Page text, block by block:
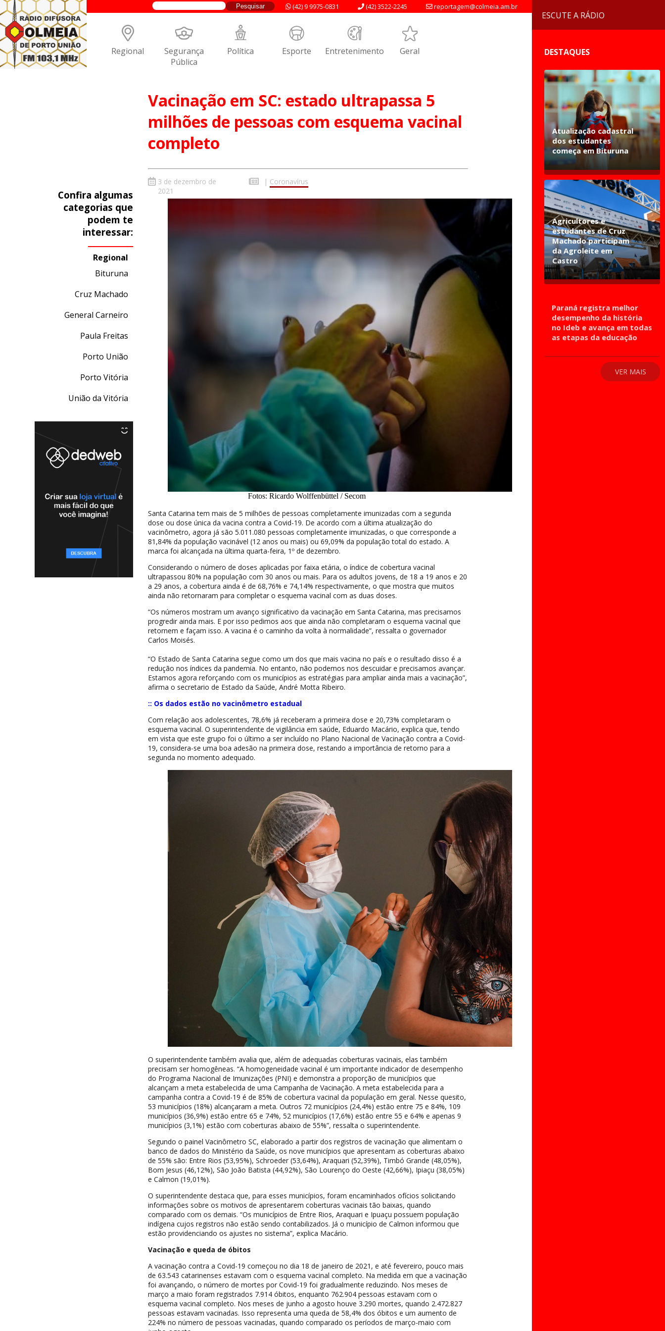
reportagem@colmeia.am.br
(42) 3522-2245
(42) 9 9975-0831
Regional Segurança
Pública
Política Esporte Entretenimento Geral
Vacinação em SC: estado ultrapassa 5
milhões de pessoas com esquema vacinal
completo
Confira algumas
categorias que
podem te
interessar:
Regional
Bituruna
Cruz Machado
General Carneiro
Paula Freitas
Porto União
Porto Vitória
União da Vitória
3 de dezembro de
2021
| Coronavírus
Fotos: Ricardo Wolffenbüttel / Secom
Santa Catarina tem mais de 5 milhões de pessoas completamente imunizadas com a segunda
dose ou dose única da vacina contra a Covid-19. De acordo com a última atualização do
vacinômetro, agora já são 5.011.080 pessoas completamente imunizadas, o que corresponde a
81,84% da população vacinável (12 anos ou mais) ou 69,09% da população total do estado. A
marca foi alcançada na última quarta-feira, 1º de dezembro.
Considerando o número de doses aplicadas por faixa etária, o índice de cobertura vacinal
ultrapassou 80% na população com 30 anos ou mais. Para os adultos jovens, de 18 a 19 anos e 20
a 29 anos, a cobertura ainda é de 68,76% e 74,14% respectivamente, o que mostra que muitos
ainda não retornaram para completar o esquema vacinal com as duas doses.
“Os números mostram um avanço significativo da vacinação em Santa Catarina, mas precisamos
progredir ainda mais. E por isso pedimos aos que ainda não completaram o esquema vacinal que
retornem e façam isso. A vacina é o caminho da volta à normalidade”, ressalta o governador
Carlos Moisés.
“O Estado de Santa Catarina segue como um dos que mais vacina no país e o resultado disso é a
redução nos índices da pandemia. No entanto, não podemos nos descuidar e precisamos avançar.
Estamos agora reforçando com os municípios as estratégias para ampliar ainda mais a vacinação”,
afirma o secretario de Estado da Saúde, André Motta Ribeiro.
:: Os dados estão no vacinômetro estadual
Com relação aos adolescentes, 78,6% já receberam a primeira dose e 20,73% completaram o
esquema vacinal. O superintendente de vigilância em saúde, Eduardo Macário, explica que, tendo
em vista que este grupo foi o último a ser incluído no Plano Nacional de Vacinação contra a Covid-
19, considera-se uma boa adesão na primeira dose, restando a importância de retorno para a
segunda no momento adequado.
O superintendente também avalia que, além de adequadas coberturas vacinais, elas também
precisam ser homogêneas. “A homogeneidade vacinal é um importante indicador de desempenho
do Programa Nacional de Imunizações (PNI) e demonstra a proporção de municípios que
alcançam a meta estabelecida de uma Campanha de Vacinação. A meta estabelecida para a
campanha contra a Covid-19 é de 85% de cobertura vacinal da população em geral. Nesse quesito,
53 municípios (18%) alcançaram a meta. Outros 72 municípios (24,4%) estão entre 75 e 84%, 109
municípios (36,9%) estão entre 65 e 74%, 52 municípios (17,6%) estão entre 55 e 64% e apenas 9
municípios (3,1%) estão com coberturas abaixo de 55%”, ressalta o superintendente.
Segundo o painel Vacinômetro SC, elaborado a partir dos registros de vacinação que alimentam o
banco de dados do Ministério da Saúde, os nove municípios que apresentam as coberturas abaixo
de 55% são: Entre Rios (53,95%), Schroeder (53,64%), Araquari (52,39%), Timbó Grande (48,05%),
Bom Jesus (46,12%), São João Batista (44,92%), São Lourenço do Oeste (42,66%), Ipiaçu (38,05%)
e Calmon (19,01%).
O superintendente destaca que, para esses municípios, foram encaminhados ofícios solicitando
informações sobre os motivos de apresentarem coberturas vacinais tão baixas, quando
comparado com os demais. “Os municípios de Entre Rios, Araquari e Ipuaçu possuem população
indígena cujos registros não estão sendo contabilizados. Já o município de Calmon informou que
estão providenciando os ajustes no sistema”, explica Macário.
Vacinação e queda de óbitos
A vacinação contra a Covid-19 começou no dia 18 de janeiro de 2021, e até fevereiro, pouco mais
de 63.543 catarinenses estavam com o esquema vacinal completo. Na medida em que a vacinação
foi avançando, o número de mortes por Covid-19 foi gradualmente reduzindo. Nos meses de
março a maio foram registrados 7.914 óbitos, enquanto 762.904 pessoas estavam com o
esquema vacinal completo. Nos meses de junho a agosto houve 3.290 mortes, quando 2.472.827
pessoas estavam vacinadas. Isso representa uma queda de 58,4% dos óbitos e um aumento de
224% no número de pessoas vacinadas, quando comparado os períodos de março-maio com
ESCUTE A RÁDIO
DESTAQUES
Atualização cadastral
dos estudantes
começa em Bituruna
Agricultores e
estudantes de Cruz
Machado participam
da Agroleite em
Castro
Paraná registra melhor
desempenho da história
no Ideb e avança em todas
as etapas da educação
VER MAIS